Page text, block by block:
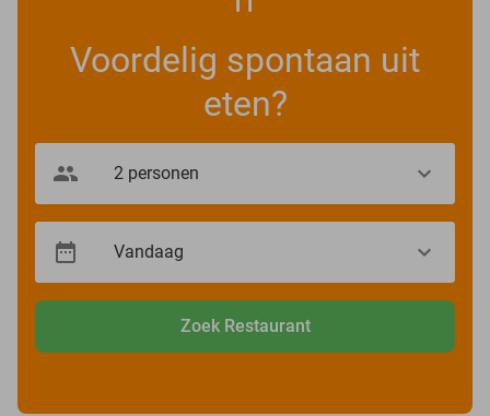
Voordelig spontaan uit
eten?
Zoek Restaurant